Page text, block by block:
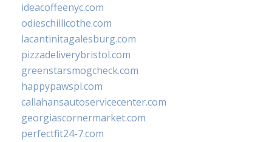
ideacoffeenyc.com
odieschillicothe.com
lacantinitagalesburg.com
pizzadeliverybristol.com
greenstarsmogcheck.com
happypawspl.com
callahansautoservicecenter.com
georgiascornermarket.com
perfectfit24-7.com